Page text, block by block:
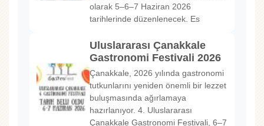
olarak 5–6–7 Haziran 2026
tarihlerinde düzenlenecek. Es
Uluslararası Çanakkale
Gastronomi Festivali 2026
Çanakkale, 2026 yılında gastronomi
tutkunlarını yeniden önemli bir lezzet
buluşmasında ağırlamaya
hazırlanıyor. 4. Uluslararası
Çanakkale Gastronomi Festivali, 6–7